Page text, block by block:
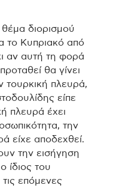
θέμα διορισμού
το Κυπριακό από
αν αυτή τη φορά
θα γίνει
τουρκική πλευρά,
είπε
πλευρά έχει
την
είχε αποδεχθεί.
την εισήγηση
ίδιος του
επόμενες